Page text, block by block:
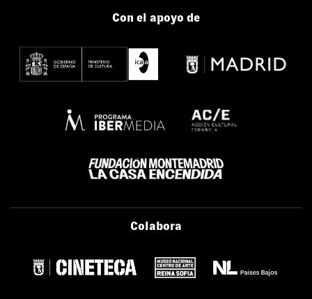
Con el apoyo de
Colabora